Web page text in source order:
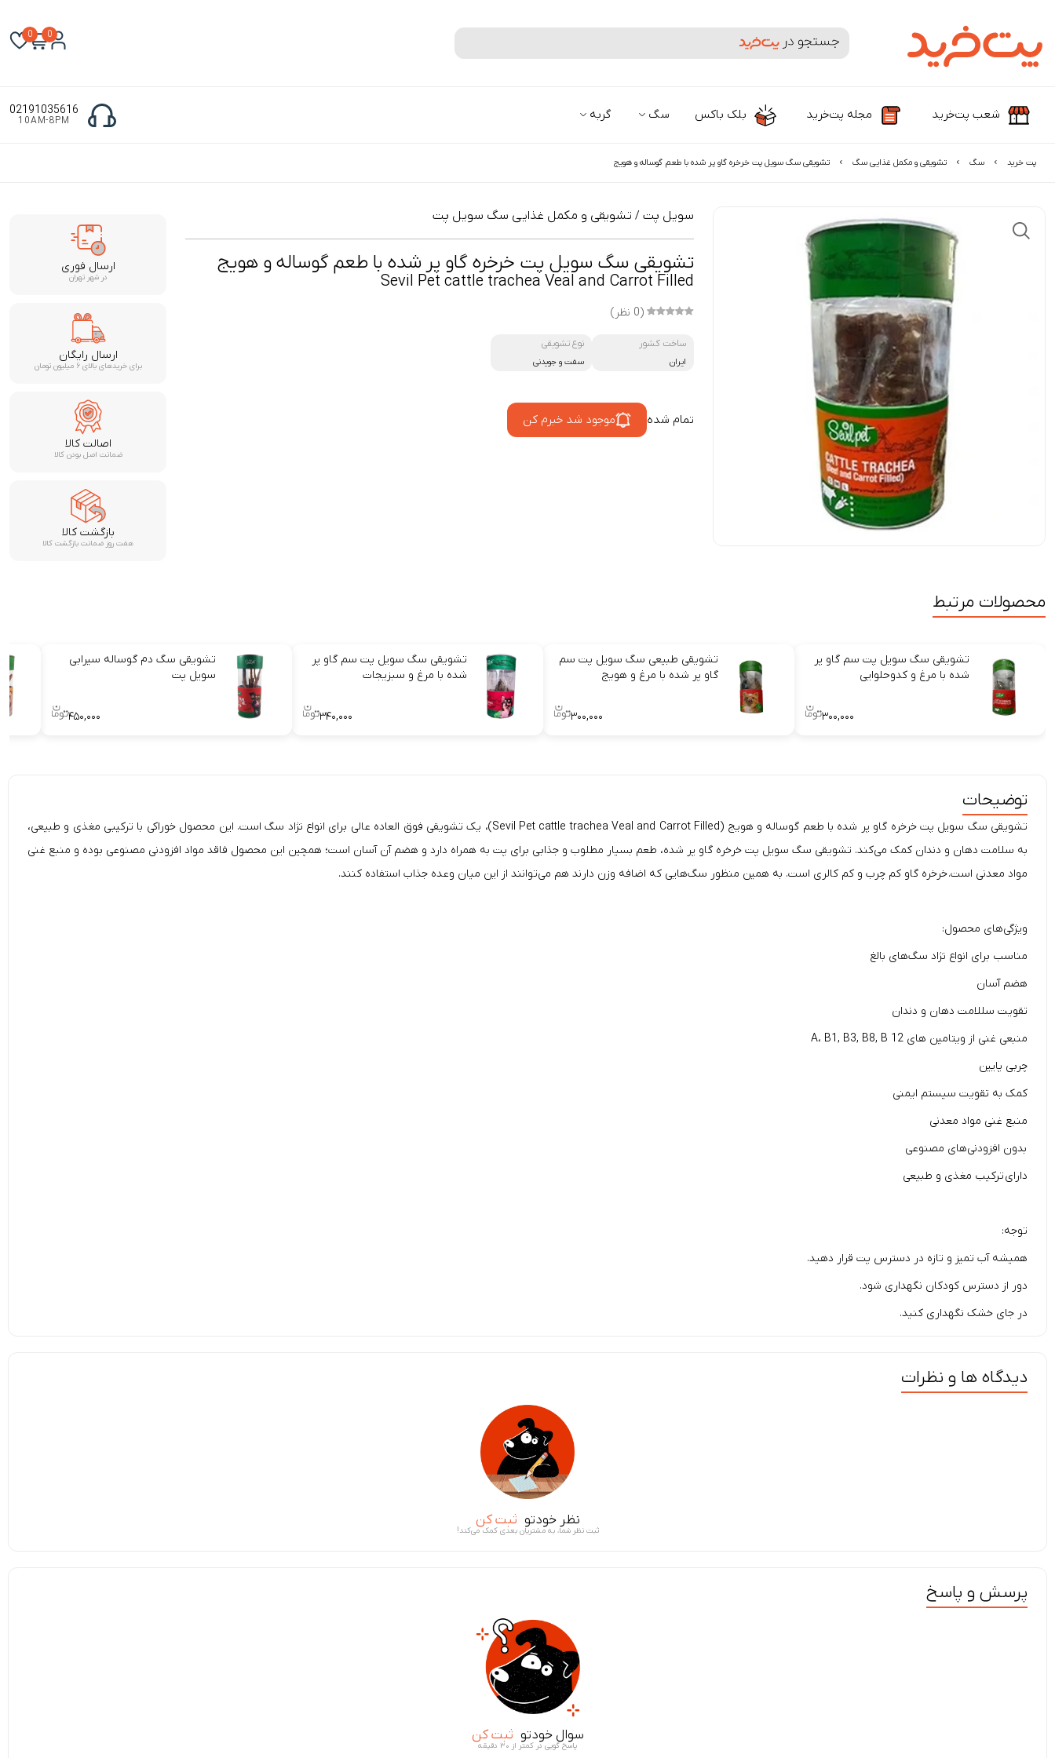
جستجوی محصولات و برندها
0
0
شعب پت‌خرید مجله پت‌خرید بلک باکس سگ گربه 02191035616
10AM-8PM
پت خرید سگ تشویقی و مکمل غذایی سگ تشویقی سگ سویل پت خرخره گاو پر شده با طعم گوساله و هویج
سویل پت / تشویقی و مکمل غذایی سگ سویل پت
تشویقی سگ سویل پت خرخره گاو پر شده با طعم گوساله و هویج
Sevil Pet cattle trachea Veal and Carrot Filled
(0 نظر)
ساخت کشور
ایران
نوع تشویقی
سفت و جویدنی
تمام شده موجود شد خبرم کن
ارسال فوری
در شهر تهران
ارسال رایگان
برای خریدهای بالای ۶ میلیون تومان
اصالت کالا
ضمانت اصل بودن کالا
بازگشت کالا
هفت روز ضمانت بازگشت کالا
محصولات مرتبط
تشویقی سگ سویل پت سم گاو پر
شده با مرغ و کدوحلوایی
۳۰۰,۰۰۰
تشویقی طبیعی سگ سویل پت سم
گاو پر شده با مرغ و هویج
۳۰۰,۰۰۰
تشویقی سگ سویل پت سم گاو پر
شده با مرغ و سبزیجات
۳۴۰,۰۰۰
تشویقی سگ دم گوساله سيرابی
سویل پت
۴۵۰,۰۰۰
توضیحات
تشویقی سگ سویل پت خرخره گاو پر شده با طعم گوساله و هویج (Sevil Pet cattle trachea Veal and Carrot Filled)، یک تشویقی فوق العاده عالی برای انواع نژاد سگ‌ است. این محصول خوراکی با ترکیبی مغذی و طبیعی،
به سلامت دهان و دندان کمک می‌کند. تشویقی سگ سویل پت خرخره گاو پر شده، طعم بسیار مطلوب و جذابی برای پت به همراه دارد و هضم آن آسان است؛ همچین این محصول فاقد مواد افزودنی مصنوعی بوده و منبع غنی
مواد معدنی است. خرخره گاو کم چرب و کم کالری است. به همین منظور سگ‌هایی که اضافه وزن دارند هم می‌توانند از این میان وعده جذاب استفاده کنند.
ویژگی‌های محصول:
مناسب برای انواع نژاد سگ‌های بالغ
هضم آسان
تقویت سللامت دهان و دندان
منبعی غنی از ویتامین های A، B1, B3, B8, B 12
چربی پایین
کمک به تقویت سیستم ایمنی
منبع غنی مواد معدنی
بدون افزودنی‌های مصنوعی
دارای ترکیب مغذی و طبیعی
توجه:
همیشه آب تمیز و تازه در دسترس پت قرار دهید.
دور از دسترس کودکان نگهداری شود.
در جای خشک نگهداری کنید.
دیدگاه ها و نظرات
نظر خودتو ثبت کن
ثبت نظر شما، به مشتریان بعدی کمک می‌کند!
پرسش و پاسخ
سوال خودتو ثبت کن
پاسخ گویی در کمتر از ۳۰ دقیقه